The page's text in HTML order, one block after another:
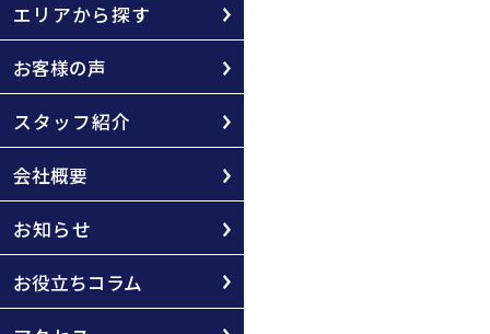
エリアから探す
お客様の声
スタッフ紹介
会社概要
お知らせ
お役立ちコラム